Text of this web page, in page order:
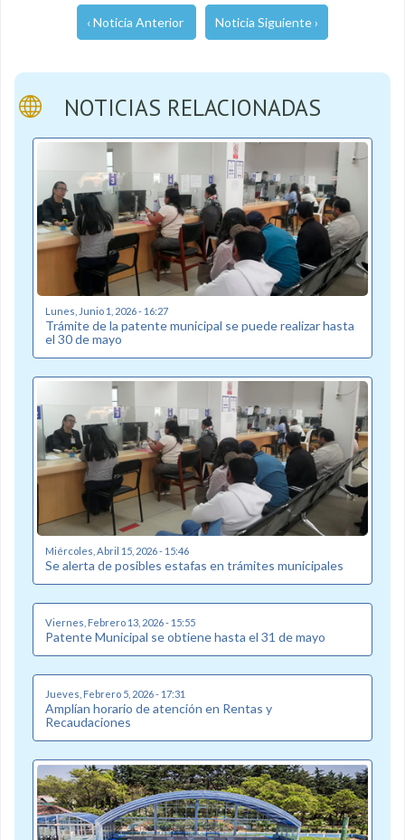
‹ Noticia Anterior Noticia Siguiente ›
NOTICIAS RELACIONADAS
Lunes, Junio 1, 2026 - 16:27
Trámite de la patente municipal se puede realizar hasta
el 30 de mayo
Miércoles, Abril 15, 2026 - 15:46
Se alerta de posibles estafas en trámites municipales
Viernes, Febrero 13, 2026 - 15:55
Patente Municipal se obtiene hasta el 31 de mayo
Jueves, Febrero 5, 2026 - 17:31
Amplían horario de atención en Rentas y
Recaudaciones